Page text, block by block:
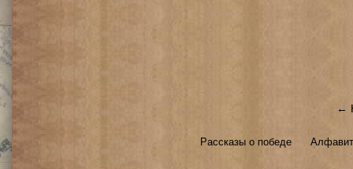
←
Рассказы о победе